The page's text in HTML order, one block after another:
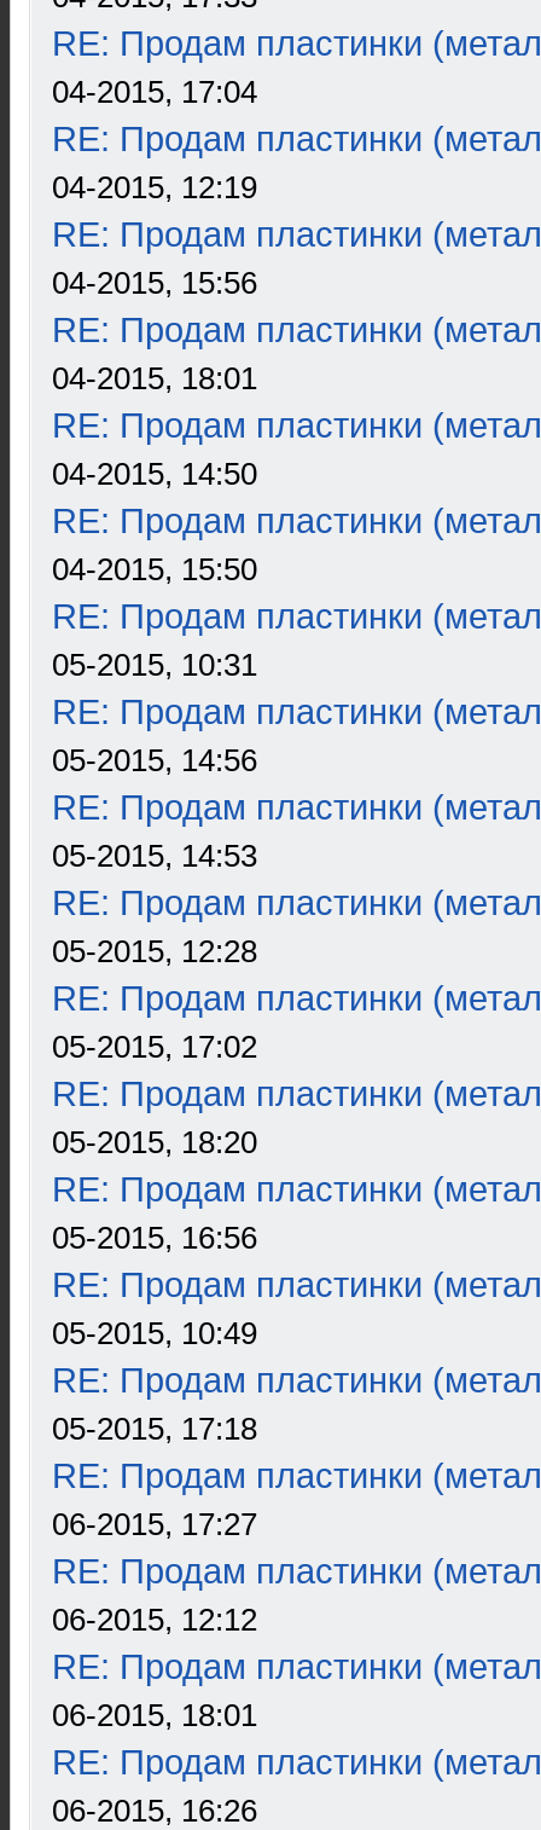
RE: Продам пластинки
04-2015, 17:04
RE: Продам пластинки
04-2015, 12:19
RE: Продам пластинки
04-2015, 15:56
RE: Продам пластинки
04-2015, 18:01
RE: Продам пластинки
04-2015, 14:50
RE: Продам пластинки
04-2015, 15:50
RE: Продам пластинки
05-2015, 10:31
RE: Продам пластинки
05-2015, 14:56
RE: Продам пластинки
05-2015, 14:53
RE: Продам пластинки
05-2015, 12:28
RE: Продам пластинки
05-2015, 17:02
RE: Продам пластинки
05-2015, 18:20
RE: Продам пластинки
05-2015, 16:56
RE: Продам пластинки
05-2015, 10:49
RE: Продам пластинки
05-2015, 17:18
RE: Продам пластинки
06-2015, 17:27
RE: Продам пластинки
06-2015, 12:12
RE: Продам пластинки
06-2015, 18:01
RE: Продам пластинки
06-2015, 16:26